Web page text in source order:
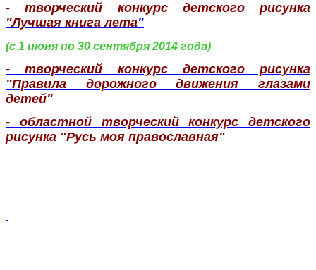
- творческий конкурс детского рисунка
"Лучшая книга лета"
(с 1 июня по 30 сентября 2014 года)
- творческий конкурс детского рисунка
"Правила дорожного движения глазами
детей"
- областной творческий конкурс детского
рисунка "Русь моя православная"